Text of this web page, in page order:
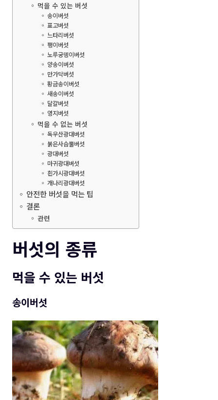
먹을 수 있는 버섯
송이버섯
표고버섯
느타리버섯
팽이버섯
노루궁뎅이버섯
양송이버섯
만가닥버섯
황금송이버섯
새송이버섯
달걀버섯
영지버섯
먹을 수 없는 버섯
독우산광대버섯
붉은사슴뿔버섯
광대버섯
마귀광대버섯
흰가시광대버섯
개나리광대버섯
안전한 버섯을 먹는 팁
결론
관련
버섯의 종류
먹을 수 있는 버섯
송이버섯